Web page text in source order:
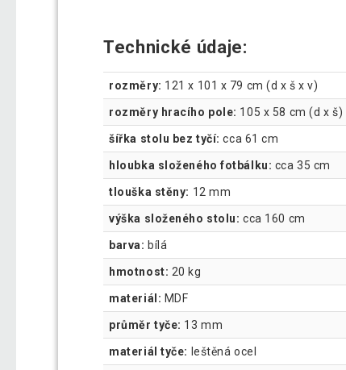
Technické údaje:
rozměry: 121 x 101 x 79 cm (d x š x v)
rozměry hracího pole: 105 x 58 cm (d x š)
šířka stolu bez tyčí: cca 61 cm
hloubka složeného fotbálku: cca 35 cm
tlouška stěny: 12 mm
výška složeného stolu: cca 160 cm
barva: bílá
hmotnost: 20 kg
materiál: MDF
průměr tyče: 13 mm
materiál tyče: leštěná ocel